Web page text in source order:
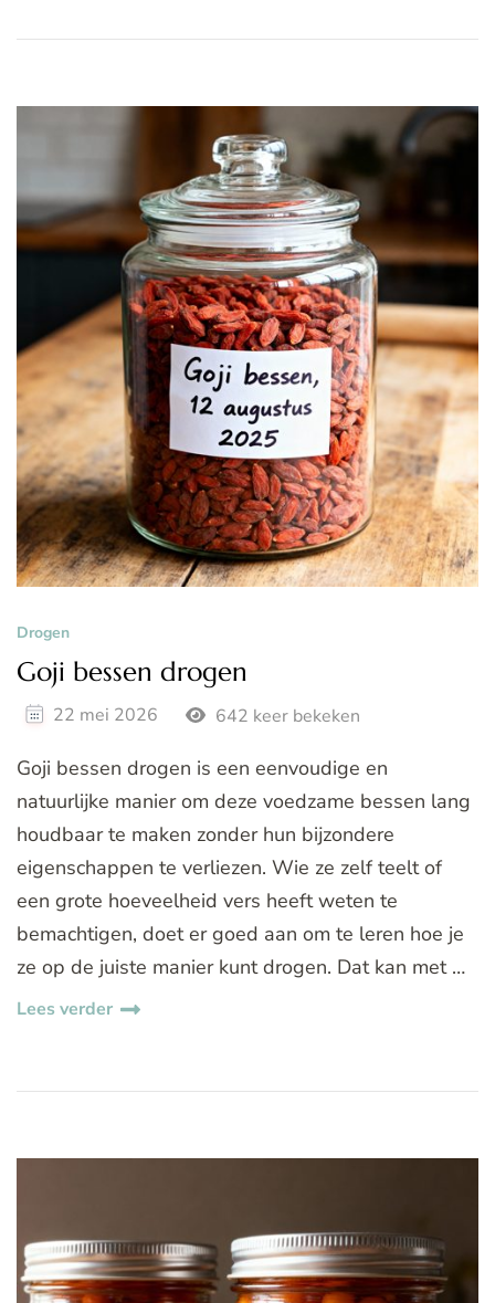
Drogen
Goji bessen drogen
22 mei 2026 642 keer bekeken
Goji bessen drogen is een eenvoudige en
natuurlijke manier om deze voedzame bessen lang
houdbaar te maken zonder hun bijzondere
eigenschappen te verliezen. Wie ze zelf teelt of
een grote hoeveelheid vers heeft weten te
bemachtigen, doet er goed aan om te leren hoe je
ze op de juiste manier kunt drogen. Dat kan met …
Lees verder